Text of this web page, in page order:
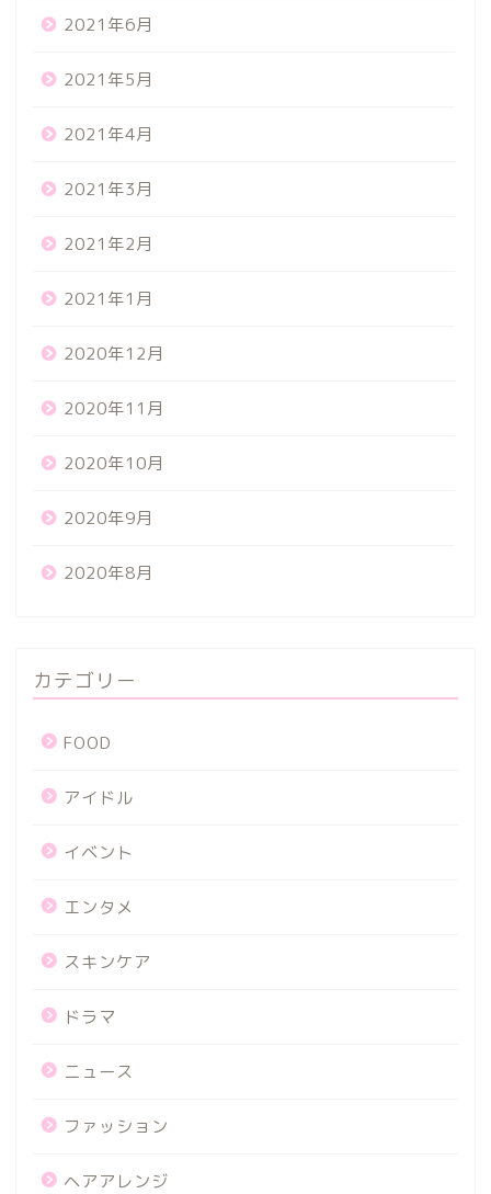
2021年6月
2021年5月
2021年4月
2021年3月
2021年2月
2021年1月
2020年12月
2020年11月
2020年10月
2020年9月
2020年8月
カテゴリー
FOOD
アイドル
イベント
エンタメ
スキンケア
ドラマ
ニュース
ファッション
ヘアアレンジ